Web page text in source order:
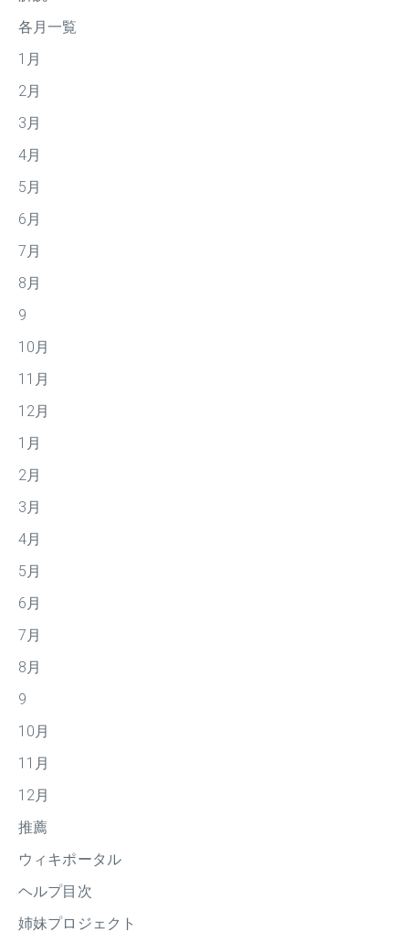
各月一覧
1月
2月
3月
4月
5月
6月
7月
8月
9
10月
11月
12月
1月
2月
3月
4月
5月
6月
7月
8月
9
10月
11月
12月
推薦
ウィキポータル
ヘルプ目次
姉妹プロジェクト